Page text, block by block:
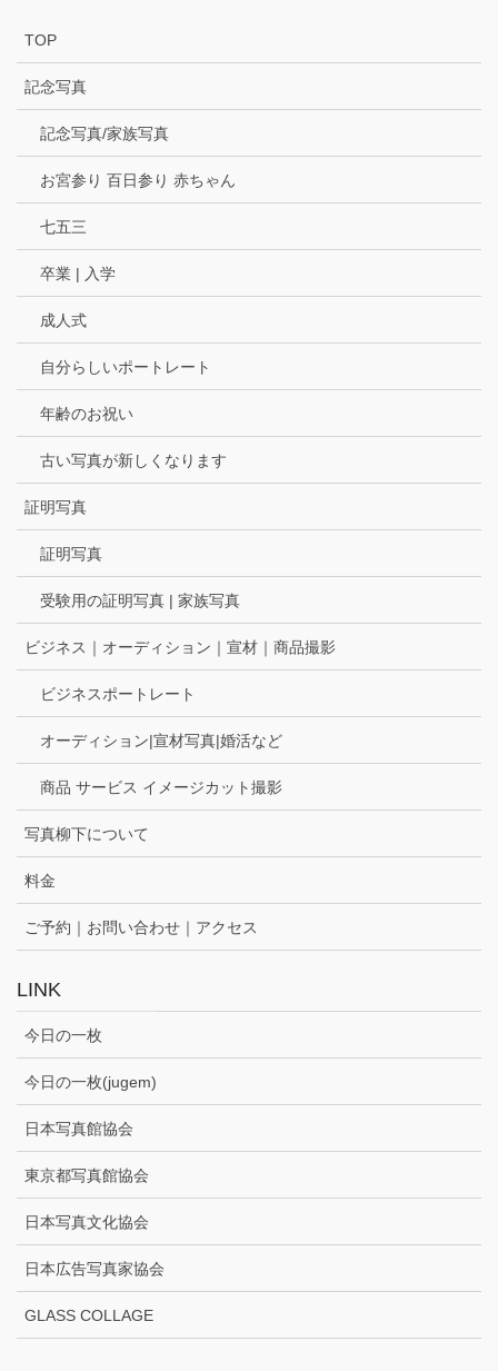
TOP
記念写真
記念写真/家族写真
お宮参り 百日参り 赤ちゃん
七五三
卒業 | 入学
成人式
自分らしいポートレート
年齢のお祝い
古い写真が新しくなります
証明写真
証明写真
受験用の証明写真 | 家族写真
ビジネス｜オーディション｜宣材｜商品撮影
ビジネスポートレート
オーディション|宣材写真|婚活など
商品 サービス イメージカット撮影
写真柳下について
料金
ご予約｜お問い合わせ｜アクセス
LINK
今日の一枚
今日の一枚(jugem)
日本写真館協会
東京都写真館協会
日本写真文化協会
日本広告写真家協会
GLASS COLLAGE